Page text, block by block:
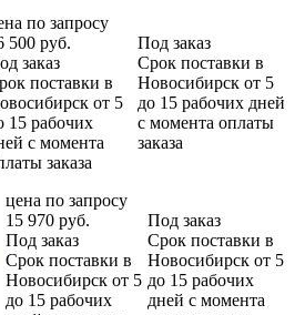
по запросу
500 руб.
заказ
поставки в
от 5
15 рабочих
с момента
заказа
Под заказ
Срок поставки в
Новосибирск от 5
до 15 рабочих дней
с момента оплаты
заказа
цена по запросу
15 970 руб.
Под заказ
Срок поставки в
Новосибирск от 5
до 15 рабочих
Под заказ
Срок поставки в
Новосибирск от 5
до 15 рабочих
дней с момента